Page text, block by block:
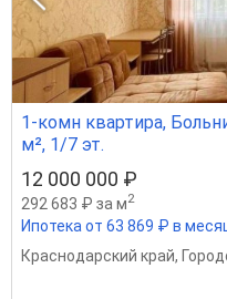
1-комн квартира,
м², 1/7 эт.
12 000 000 ₽
292 683 ₽ за м2
Ипотека от 63 869 ₽ в
Краснодарский край,